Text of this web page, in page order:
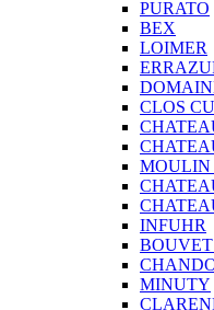
PURATO
BEX
LOIMER
CLOS
MOULIN
INFUHR
MINUTY